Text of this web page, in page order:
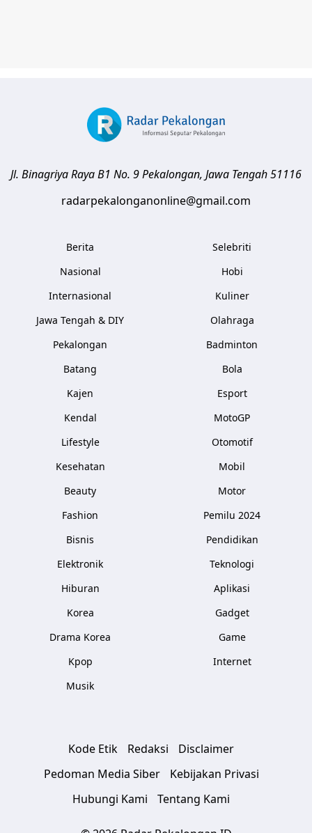
Jl. Binagriya Raya B1 No. 9Pekalongan, Jawa Tengah51116
radarpekalonganonline@gmail.com
Berita
Nasional
Internasional
Jawa Tengah & DIY
Pekalongan
Batang
Kajen
Kendal
Lifestyle
Kesehatan
Beauty
Fashion
Bisnis
Elektronik
Hiburan
Korea
Drama Korea
Kpop
Musik
Selebriti
Hobi
Kuliner
Olahraga
Badminton
Bola
Esport
MotoGP
Otomotif
Mobil
Motor
Pemilu 2024
Pendidikan
Teknologi
Aplikasi
Gadget
Game
Internet
Kode Etik Redaksi
Disclaimer
Pedoman Media Siber
Kebijakan Privasi
Hubungi Kami
Tentang Kami